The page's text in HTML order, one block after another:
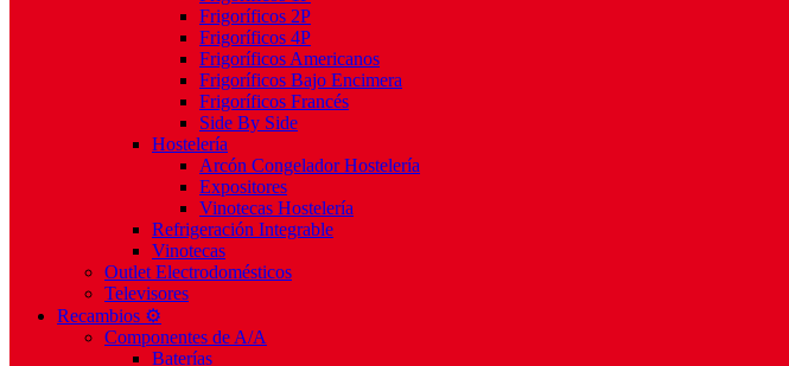
Frigoríficos 2P
Frigoríficos 4P
Frigoríficos Americanos
Frigoríficos Bajo Encimera
Frigoríficos Francés
Side By Side
Hostelería
Arcón Congelador Hostelería
Expositores
Vinotecas Hostelería
Refrigeración Integrable
Vinotecas
Outlet Electrodomésticos
Televisores
Recambios ⚙️
Componentes de A/A
Baterías